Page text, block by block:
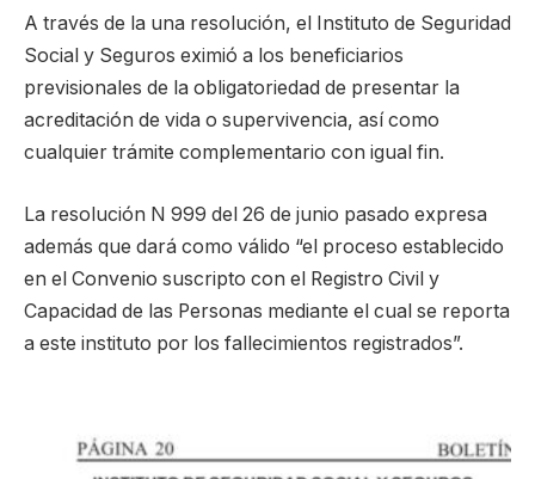
A través de la una resolución, el Instituto de Seguridad
Social y Seguros eximió a los beneficiarios
previsionales de la obligatoriedad de presentar la
acreditación de vida o supervivencia, así como
cualquier trámite complementario con igual fin.
La resolución N 999 del 26 de junio pasado expresa
además que dará como válido “el proceso establecido
en el Convenio suscripto con el Registro Civil y
Capacidad de las Personas mediante el cual se reporta
a este instituto por los fallecimientos registrados”.